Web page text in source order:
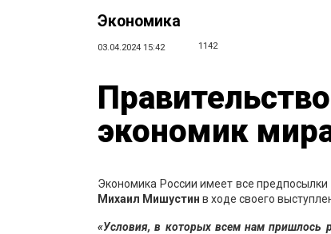
Экономика
03.04.2024 15:42 1142
экономик
Экономика России имеет все
Михаил Мишустин в ходе своего
«Условия, в которых всем нам пришлось